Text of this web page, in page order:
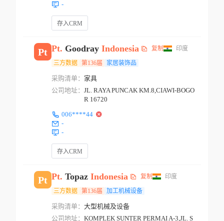
-
存入CRM
Pt Pt. Goodray Indonesia 复制 印度
三方数据 第136届 家居装饰品
采购清单： 家具
公司地址： JL. RAYA PUNCAK KM.8,CIAWI-BOGO
R 16720
006****44
-
-
存入CRM
Pt Pt. Topaz Indonesia 复制 印度
三方数据 第136届 加工机械设备
采购清单： 大型机械及设备
公司地址： KOMPLEK SUNTER PERMAI A-3,JL. S